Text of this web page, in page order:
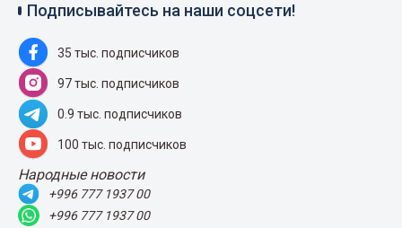
Подписывайтесь на наши соцсети!
35 тыс. подписчиков
97 тыс. подписчиков
0.9 тыс. подписчиков
100 тыс. подписчиков
Народные новости
+996 777 1937 00
+996 777 1937 00